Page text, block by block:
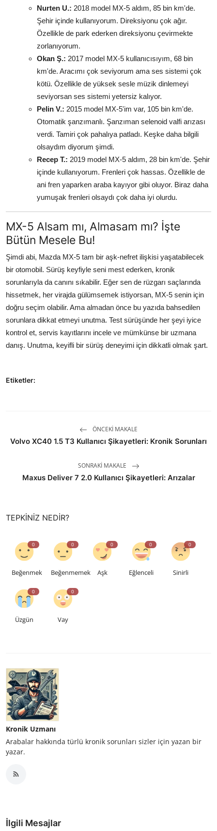
Nurten U.: 2018 model MX-5 aldım, 85 bin km'de.
Şehir içinde kullanıyorum. Direksiyonu çok ağır.
Özellikle de park ederken direksiyonu çevirmekte
zorlanıyorum.
Okan Ş.: 2017 model MX-5 kullanıcısıyım, 68 bin
km'de. Aracımı çok seviyorum ama ses sistemi çok
kötü. Özellikle de yüksek sesle müzik dinlemeyi
seviyorsan ses sistemi yetersiz kalıyor.
Pelin V.: 2015 model MX-5'im var, 105 bin km'de.
Otomatik şanzımanlı. Şanzıman selenoid valfi arızası
verdi. Tamiri çok pahalıya patladı. Keşke daha bilgili
olsaydım diyorum şimdi.
Recep T.: 2019 model MX-5 aldım, 28 bin km'de. Şehir
içinde kullanıyorum. Frenleri çok hassas. Özellikle de
ani fren yaparken araba kayıyor gibi oluyor. Biraz daha
yumuşak frenleri olsaydı çok daha iyi olurdu.
MX-5 Alsam mı, Almasam mı? İşte
Bütün Mesele Bu!
Şimdi abi, Mazda MX-5 tam bir aşk-nefret ilişkisi yaşatabilecek
bir otomobil. Sürüş keyfiyle seni mest ederken, kronik
sorunlarıyla da canını sıkabilir. Eğer sen de rüzgarı saçlarında
hissetmek, her virajda gülümsemek istiyorsan, MX-5 senin için
doğru seçim olabilir. Ama almadan önce bu yazıda bahsedilen
sorunlara dikkat etmeyi unutma. Test sürüşünde her şeyi iyice
kontrol et, servis kayıtlarını incele ve mümkünse bir uzmana
danış. Unutma, keyifli bir sürüş deneyimi için dikkatli olmak şart.
Etiketler:
ÖNCEKI MAKALE
Volvo XC40 1.5 T3 Kullanıcı Şikayetleri: Kronik Sorunları
SONRAKI MAKALE
Maxus Deliver 7 2.0 Kullanıcı Şikayetleri: Arızalar
TEPKINIZ NEDIR?
0
Beğenmek
0
Beğenmemek
0
Aşk
0
Eğlenceli
0
Sinirli
0
Üzgün
0
Vay
Kronik Uzmanı
Arabalar hakkında türlü kronik sorunları sizler için yazan bir
yazar.
İlgili Mesajlar